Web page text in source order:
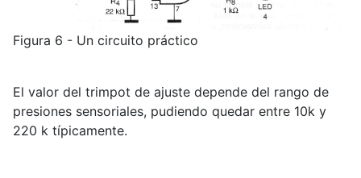
Figura 6 - Un circuito práctico
El valor del trimpot de ajuste depende del rango de
presiones sensoriales, pudiendo quedar entre 10k y
220 k típicamente.